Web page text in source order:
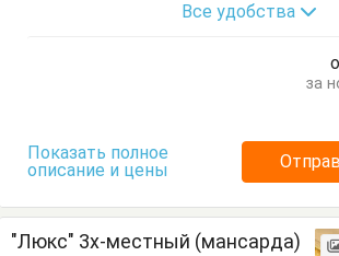
Кровати односпальные
Кровать
Все удобства
за
Показать полное
описание и цены
"Люкс" 3х-местный (мансарда)